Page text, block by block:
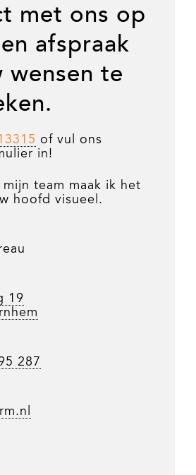
met ons op
afspraak
wensen te
of vul ons
in!
mijn team maak ik het
hoofd visueel.
19
287